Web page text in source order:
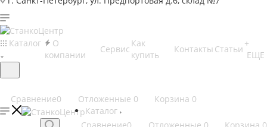
Каталог
О
компании
Сервис
Как
купить
Контакты Статьи
+
ЕЩЕ
Сравнение0 Отложенные 0 Корзина 0
Сравнение0 Отложенные 0 Корзина 0
Каталог